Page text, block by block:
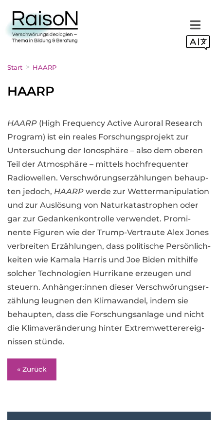
Inhalt
springen
HAARP
Start > HAARP
HAARP (High Fre­quency Active Auroral Rese­arch
Pro­gram) ist ein rea­les For­schungs­pro­jekt zur
Unter­su­chung der Iono­sphäre – also dem obe­ren
Teil der Atmo­sphäre – mit­tels hoch­fre­quen­ter
Radio­wel­len. Ver­schwö­rungs­er­zäh­lun­gen behaup­
ten jedoch, HAARP werde zur Wet­ter­ma­ni­pu­la­tion
und zur Aus­lö­sung von Natur­ka­ta­stro­phen oder
gar zur Gedan­ken­kon­trolle ver­wen­det. Pro­mi­
nente Figu­ren wie der Trump-Ver­traute Alex Jones
ver­brei­ten Erzäh­lun­gen, dass poli­ti­sche Per­sön­lich­
kei­ten wie Kamala Har­ris und Joe Biden mit­hilfe
sol­cher Tech­no­lo­gien Hur­ri­kane erzeu­gen und
steu­ern. Anhänger:innen die­ser Ver­schwö­rungs­er­
zäh­lung leug­nen den Kli­ma­wan­del, indem sie
behaup­ten, dass die For­schungs­an­lage und nicht
die Kli­ma­ver­än­de­rung hin­ter Extrem­wet­ter­er­eig­
nis­sen stünde.
« Zurück